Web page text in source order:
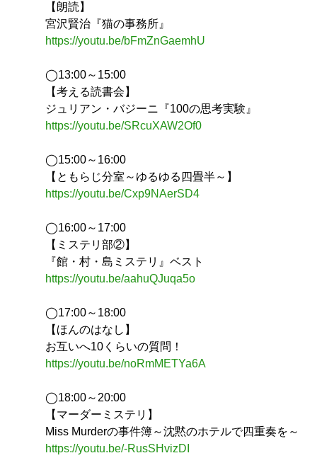
【朗読】
宮沢賢治『猫の事務所』
https://youtu.be/bFmZnGaemhU
◯13:00～15:00
【考える読書会】
ジュリアン・バジーニ『100の思考実験』
https://youtu.be/SRcuXAW2Of0
◯15:00～16:00
【ともらじ分室～ゆるゆる四畳半～】
https://youtu.be/Cxp9NAerSD4
◯16:00～17:00
【ミステリ部②】
『館・村・島ミステリ』ベスト
https://youtu.be/aahuQJuqa5o
◯17:00～18:00
【ほんのはなし】
お互いへ10くらいの質問！
https://youtu.be/noRmMETYa6A
◯18:00～20:00
【マーダーミステリ】
Miss Murderの事件簿～沈黙のホテルで四重奏を～
https://youtu.be/-RusSHvizDI